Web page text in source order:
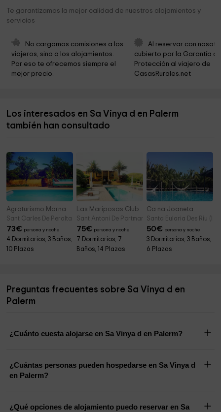
Iglesia de Sant Llorenç
Puente De Piedra
Cala DÀbarca
Cova de Can Marçà 5,4 km
Es Broll
Te garantizamos la mejor calidad de nuestros alojamientos y
servicios
No cargamos comisiones a los
viajeros, sino a los alojamientos.
Por eso te ofrecemos siempre el
mejor precio.
Al reservar con
cubierto por la Garantía
Protección al viajero de
CasasRurales.net
Los interesados en Sa Vinya d en Palerm
también han consultado
Agroturismo Morna
Sant Carles De Peralta (Ibiza)
73€ persona y noche
4 Dormitorios, 3 Baños,
10 Plazas
Las Mariposas Club
Sant Antoni De Portmany (Ibiza)
75€ persona y noche
7 Dormitorios, 7
Baños, 14 Plazas
Ca na Joaneta
Santa Eularia Des Riu
50€ persona y noche
3 Dormitorios, 3 Baños,
6 Plazas
Preguntas frecuentes sobre Sa Vinya d en
Palerm
¿Cuánto cuesta alojarse en Sa Vinya d en Palerm?
¿Cuántas personas pueden hospedarse en Sa Vinya d
en Palerm?
¿Qué opciones de alojamiento puedo reservar en Sa